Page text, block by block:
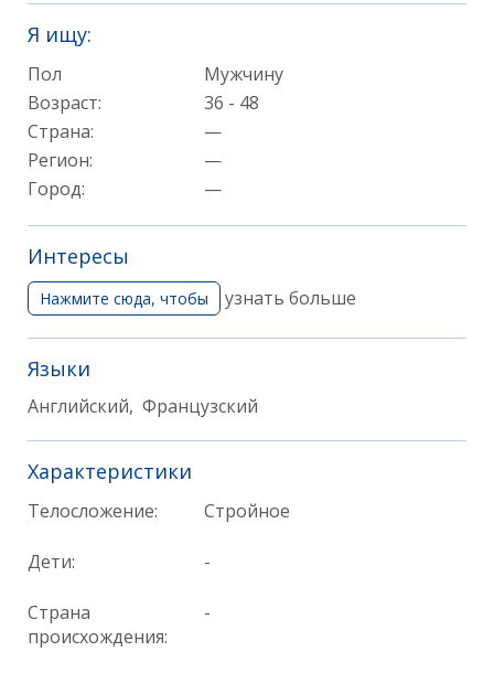
Я ищу:
Пол
Мужчину
Возраст:
36 - 48
Страна:
—
Регион:
—
Город:
—
Интересы
Нажмите сюда, чтобы узнать больше
Языки
Английский, Французский
Характеристики
Телосложение: Стройное
Дети: -
Страна
происхождения:
-